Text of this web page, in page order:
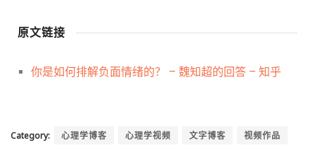
原文链接
你是如何排解负面情绪的？ – 魏知超的回答 – 知乎
Category: 心理学博客 心理学视频 文字博客 视频作品